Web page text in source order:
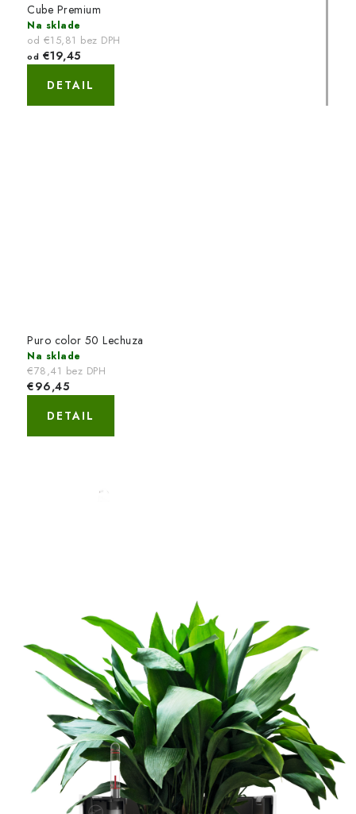
Cube Premium
Na sklade
od €15,81 bez DPH
od €19,45
DETAIL
Puro color 50 Lechuza
Na sklade
€78,41 bez DPH
€96,45
DETAIL